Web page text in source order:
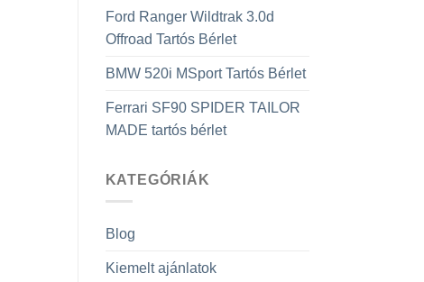
Ford Ranger Wildtrak 3.0d
Offroad Tartós Bérlet
BMW 520i MSport Tartós Bérlet
Ferrari SF90 SPIDER TAILOR
MADE tartós bérlet
KATEGÓRIÁK
Blog
Kiemelt ajánlatok